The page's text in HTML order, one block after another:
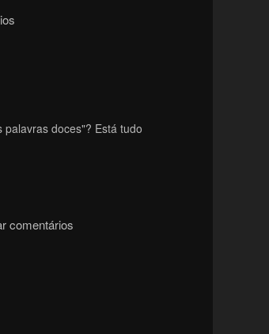
doces"? Está tudo
comentários